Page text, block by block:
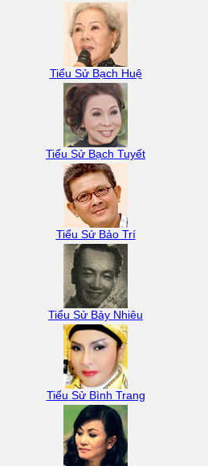
Tiểu Sử Bạch Huệ
Tiểu Sử Bạch Tuyết
Tiểu Sử Bảo Trí
Tiểu Sử Bảy Nhiêu
Tiểu Sử Bình Trang